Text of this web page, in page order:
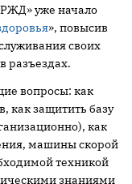
уже начало
», повысив
своих
разъездах.
вопросы: как
как защитить базу
как
машины скорой
техникой
знаниями